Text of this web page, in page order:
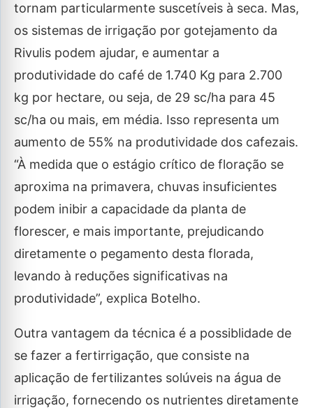
tornam particularmente suscetíveis à seca. Mas,
os sistemas de irrigação por gotejamento da
Rivulis podem ajudar, e aumentar a
produtividade do café de 1.740 Kg para 2.700
kg por hectare, ou seja, de 29 sc/ha para 45
sc/ha ou mais, em média. Isso representa um
aumento de 55% na produtividade dos cafezais.
“À medida que o estágio crítico de floração se
aproxima na primavera, chuvas insuficientes
podem inibir a capacidade da planta de
florescer, e mais importante, prejudicando
diretamente o pegamento desta florada,
levando à reduções significativas na
produtividade”, explica Botelho.
Outra vantagem da técnica é a possiblidade de
se fazer a fertirrigação, que consiste na
aplicação de fertilizantes solúveis na água de
irrigação, fornecendo os nutrientes diretamente